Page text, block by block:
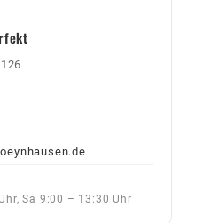
Sa 9:00 – 13:30 Uhr